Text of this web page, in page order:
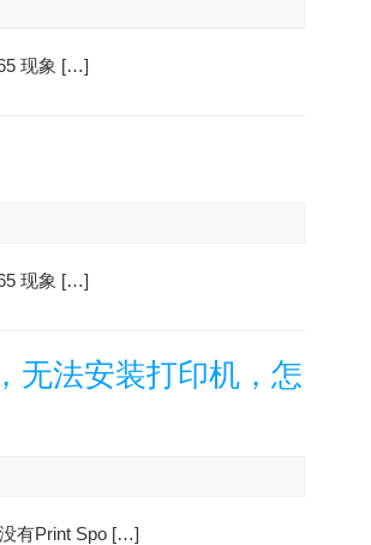
现象 […]
现象 […]
无法安装打印机，怎
有Print Spo […]